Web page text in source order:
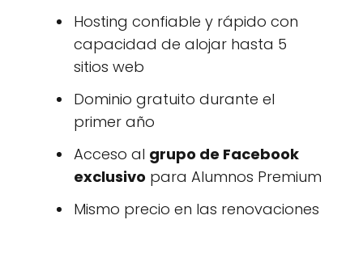
Hosting confiable y rápido con
capacidad de alojar hasta 5
sitios web
Dominio gratuito durante el
primer año
Acceso al grupo de Facebook
exclusivo para Alumnos Premium
Mismo precio en las renovaciones